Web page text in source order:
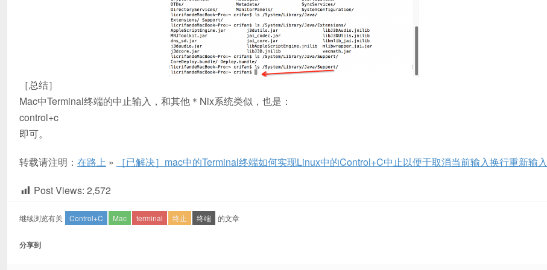
［总结］
Mac中Terminal终端的中止输入，和其他＊Nix系统类似，也是：
control+c
即可。
转载请注明： 在路上 » ［已解决］mac中的Terminal终端如何实现Linux中的Control+C中止以便于取消当前输入换行重新输入
Post Views: 2,572
继续浏览有关 Control+C Mac terminal 终止 终端 的文章
分享到